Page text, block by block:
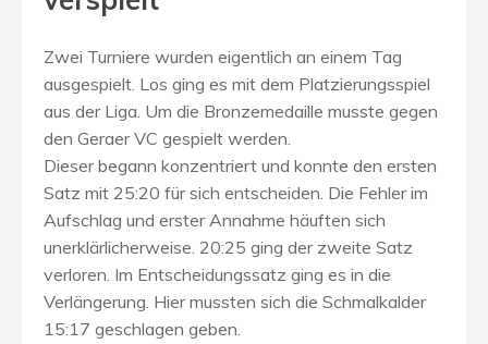
Zwei Turniere wurden eigentlich an einem Tag
ausgespielt. Los ging es mit dem Platzierungsspiel
aus der Liga. Um die Bronzemedaille musste gegen
den Geraer VC gespielt werden.
Dieser begann konzentriert und konnte den ersten
Satz mit 25:20 für sich entscheiden. Die Fehler im
Aufschlag und erster Annahme häuften sich
unerklärlicherweise. 20:25 ging der zweite Satz
verloren. Im Entscheidungssatz ging es in die
Verlängerung. Hier mussten sich die Schmalkalder
15:17 geschlagen geben.